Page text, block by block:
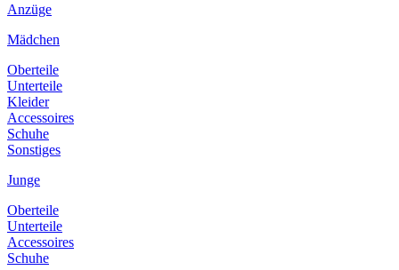
Anzüge
Mädchen
Oberteile
Unterteile
Kleider
Accessoires
Schuhe
Sonstiges
Junge
Oberteile
Unterteile
Accessoires
Schuhe